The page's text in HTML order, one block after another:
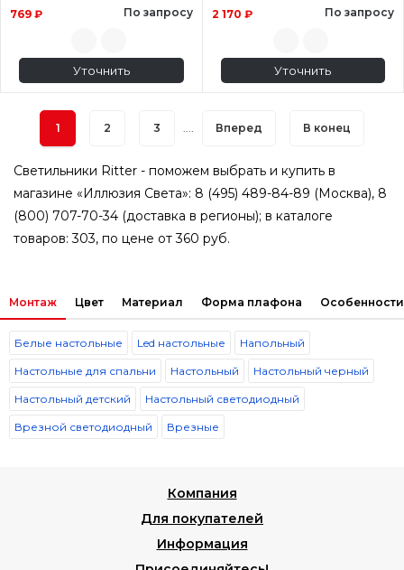
769 ₽ По запросу
Уточнить
2 170 ₽ По запросу
Уточнить
1 2 3 Вперед В конец
Светильники Ritter - поможем выбрать и купить в
магазине «Иллюзия Света»: 8 (495) 489-84-89 (Москва), 8
(800) 707-70-34 (доставка в регионы); в каталоге
товаров: 303, по цене от 360 руб.
Монтаж Цвет Материал Форма плафона Особенности
Белые настольные Led настольные Напольный
Настольные для спальни Настольный Настольный черный
Настольный детский Настольный светодиодный
Врезной светодиодный Врезные
Компания
Для покупателей
Информация